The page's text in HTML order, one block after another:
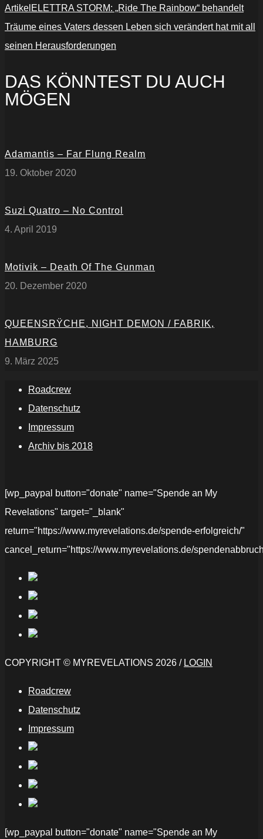
Artikel ELETTRA STORM: „Ride The Rainbow“ behandelt
Träume eines Vaters dessen Leben sich verändert hat mit all
seinen Herausforderungen
DAS KÖNNTEST DU AUCH
MÖGEN
Adamantis – Far Flung Realm
19. Oktober 2020
Suzi Quatro – No Control
4. April 2019
Motivik – Death Of The Gunman
20. Dezember 2020
QUEENSRŸCHE, NIGHT DEMON / FABRIK,
HAMBURG
9. März 2025
Roadcrew
Datenschutz
Impressum
Archiv bis 2018
[wp_paypal button="donate" name="Spende an My
Revelations" target="_blank"
return="https://www.myrevelations.de/spende-erfolgreich/"
cancel_return="https://www.myrevelations.de/
COPYRIGHT © MYREVELATIONS 2026 / LOGIN
Roadcrew
Datenschutz
Impressum
[wp_paypal button="donate" name="Spende an My